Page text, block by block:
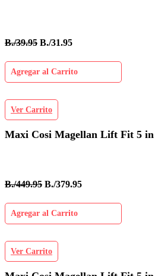
B./39.95 B./31.95
Agregar al Carrito
Ver Carrito
Maxi Cosi Magellan Lift Fit 5
B./449.95 B./379.95
Agregar al Carrito
Ver Carrito